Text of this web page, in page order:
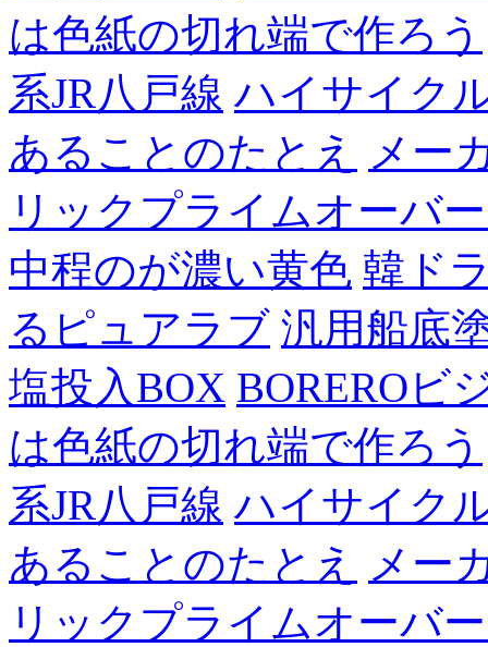
は色紙の切れ端で作ろう
系JR八戸線 ハイサイク
あることのたとえ
メー
リックプライムオーバ
中程のが濃い黄色 韓ド
るピュアラブ 汎用船底
塩投入BOX BOREROビ
は色紙の切れ端で作ろう
系JR八戸線 ハイサイク
あることのたとえ
メー
リックプライムオーバ